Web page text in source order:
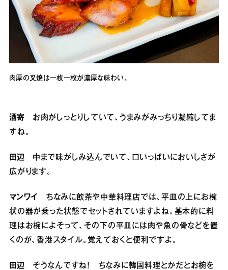
肉厚の叉焼は一枚一枚が濃厚な味わい。
酒寄 お肉がしっとりしていて、うまみがみっちり凝縮してま
すね。
田辺 中まで味がしみ込んでいて、口いっぱいにおいしさが
広がります。
マンワイ
ちなみに飲茶や中華料理店では、平皿の上にお椀
状の器が乗った状態でセットされていますよね。基本的に料
理はお椀によそって、その下の平皿には肉や魚の骨などを置
くのが、香港スタイル。覚えておくと便利ですよ。
田辺 そうなんですね！ ちなみに韓国料理とかだとお椀を